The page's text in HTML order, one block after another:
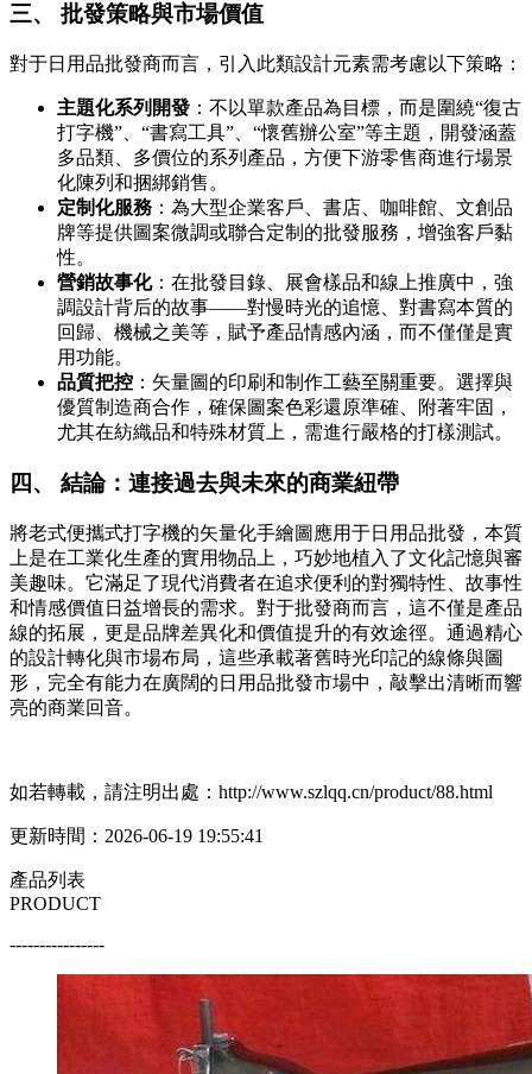
三、 批發策略與市場價值
對于日用品批發商而言，引入此類設計元素需考慮以下策略：
主題化系列開發 ：不以單款產品為目標，而是圍繞“復古
打字機”、“書寫工具”、“懷舊辦公室”等主題，開發涵蓋
多品類、多價位的系列產品，方便下游零售商進行場景
化陳列和捆綁銷售。
定制化服務 ：為大型企業客戶、書店、咖啡館、文創品
牌等提供圖案微調或聯合定制的批發服務，增強客戶黏
性。
營銷故事化：在批發目錄、展會樣品和線上推廣中，強
調設計背后的故事——對慢時光的追憶、對書寫本質的
回歸、機械之美等，賦予產品情感內涵，而不僅僅是實
用功能。
品質把控 ：矢量圖的印刷和制作工藝至關重要。選擇與
優質制造商合作，確保圖案色彩還原準確、附著牢固，
尤其在紡織品和特殊材質上，需進行嚴格的打樣測試。
四、 結論：連接過去與未來的商業紐帶
將老式便攜式打字機的矢量化手繪圖應用于日用品批發，本質
上是在工業化生產的實用物品上，巧妙地植入了文化記憶與審
美趣味。它滿足了現代消費者在追求便利的對獨特性、故事性
和情感價值日益增長的需求。對于批發商而言，這不僅是產品
線的拓展，更是品牌差異化和價值提升的有效途徑。通過精心
的設計轉化與市場布局，這些承載著舊時光印記的線條與圖
形，完全有能力在廣闊的日用品批發市場中，敲擊出清晰而響
亮的商業回音。
如若轉載，請注明出處：http://www.szlqq.cn/product/88.html
更新時間：2026-06-19 19:55:41
產品列表
PRODUCT
----------------